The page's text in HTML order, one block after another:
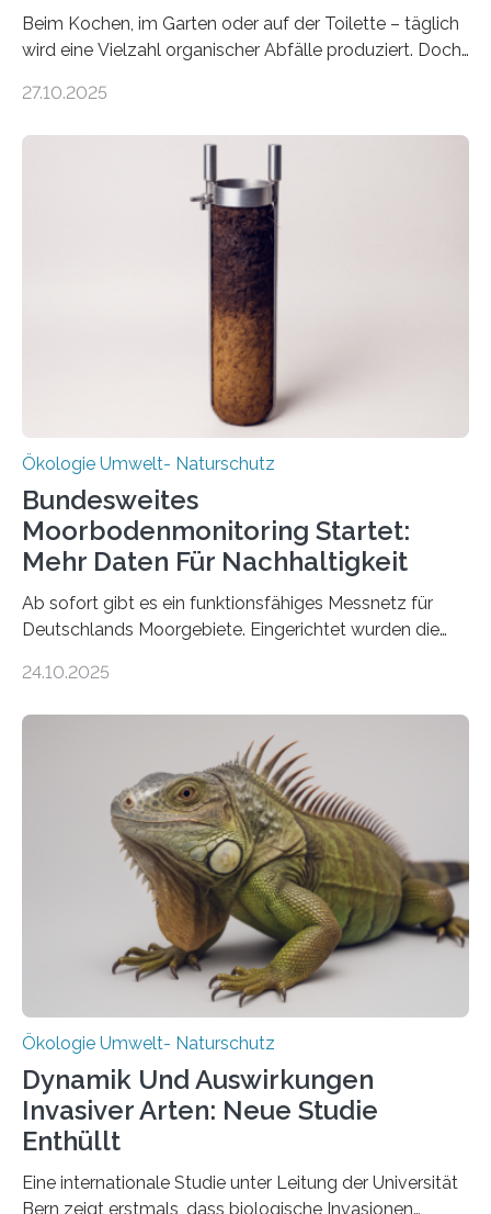
Beim Kochen, im Garten oder auf der Toilette – täglich
wird eine Vielzahl organischer Abfälle produziert. Doch
Potenzial nur dann entfalten können, wenn sie in
Veränderung der Wirtschaft wichtig ist, zeigt der vom
Deutschen Biomasseforschungszentrum und der
Stadtreinigung Leipzig konzipierte und am 24. Oktober
2025 offiziell eingeweihte Stadtrundgang „KreisLauf“. Er
ist ab sofort im Leipziger Stadtgebiet…
27.10.2025
Ökologie Umwelt- Naturschutz
Bundesweites
Moorbodenmonitoring Startet:
Mehr Daten Für Nachhaltigkeit
Ab sofort gibt es ein funktionsfähiges Messnetz für
Deutschlands Moorgebiete. Eingerichtet wurden die
vergangenen fünf Jahren von Wissenschaftlerinnen
heutigen Donnerstag übergeben sie ihren Bericht zur
Aufbauphase an den Auftraggeber, das
Bundesministerium für Landwirtschaft, Ernährung und
Heimat. Braunschweig/Eberswalde (23. Oktober 2025).
Ein Netz aus 155 Messstationen spannt sich neuerdings
über Deutschlands Moorböden. Eingerichtet wurden sie
in den vergangenen fünf Jahren von
Wissenschaftlerinnen und Wissenschaftlern des
Thünen-Instituts für Agrarklimaschutz…
24.10.2025
Ökologie Umwelt- Naturschutz
Dynamik Und Auswirkungen
Invasiver Arten: Neue Studie
Enthüllt
Eine internationale Studie unter Leitung der Universität
Bern zeigt erstmals, dass biologische Invasionen